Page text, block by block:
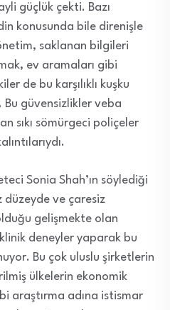
güçlük çekti. Bazı
konusunda bile direnişle
saklanan bilgileri
ev aramaları gibi
de bu karşılıklı kuşku
Bu güvensizlikler veba
sıkı sömürgeci poliçeler
Sonia Shah’ın söylediği
düzeyde ve çaresiz
gelişmekte olan
deneyler yaparak bu
Bu çok uluslu şirketlerin
ülkelerin ekonomik
araştırma adına istismar